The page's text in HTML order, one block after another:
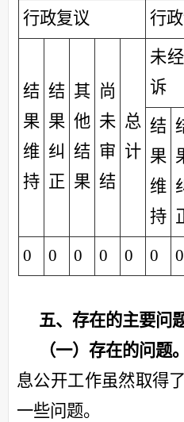
行政复议
行
结
果
维
持
结
果
纠
正
其
他
结
果
尚
未
审
结
总
计
未
诉
结
果
维
持
0 0 0 0 0 0 0
五、存在的主要问
（一）存在的问题。
息公开工作虽然取得
一些问题。